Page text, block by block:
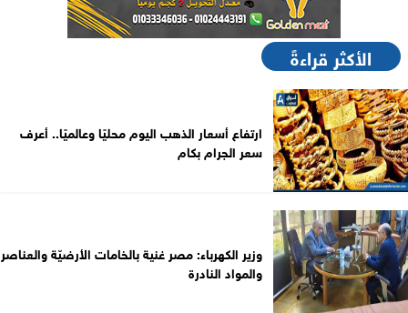
الأكثر قراءةً
ارتفاع أسعار الذهب اليوم محليًا وعالميًا.. أعرف
سعر الجرام بكام
وزير الكهرباء: مصر غنية بالخامات الأرضيّة والعناصر
والمواد النادرة